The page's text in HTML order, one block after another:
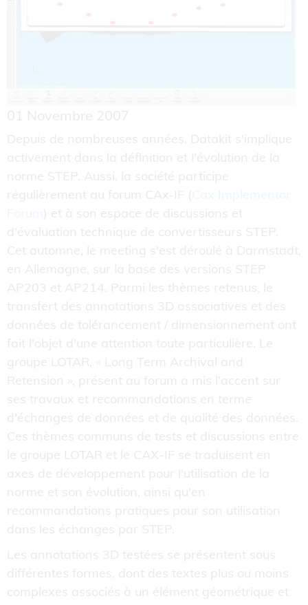
01 Novembre 2007
Depuis de nombreuses années, Datakit s'implique
activement dans la définition et l'évolution de la
norme STEP. Aussi, la société participe
régulièrement au forum CAx-IF (
) et à son espace de discussions et
d'évaluation technique de convertisseurs STEP.
Cet automne, le meeting s'est déroulé à Darmstadt,
en Allemagne, sur la base des versions STEP
AP203 et AP214. Parmi les thèmes retenus, le
transfert des annotations 3D associatives et des
données de tolérancement / dimensionnement ont
fait l'objet d'une attention toute particulière. Le
groupe LOTAR, « Long Term Archival and
Retension », présent au forum a mis l'accent sur
ses travaux et recommandations en terme
d'échanges de données et de qualité des données.
Ces thèmes communs de tests et discussions entre
le groupe LOTAR et le CAX-IF se traduisent en
axes de développement pour l'utilisation de la
norme et son évolution, ainsi qu'en
recommandations pratiques pour son utilisation
dans les échanges par STEP.
Les annotations 3D testées se présentent sous
différentes formes, dont des textes plus ou moins
complexes associés à un élément géométrique et